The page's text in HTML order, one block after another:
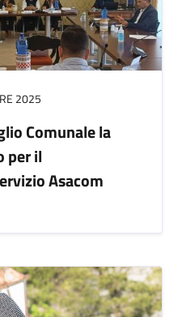
2025
Comunale la
per il
Asacom